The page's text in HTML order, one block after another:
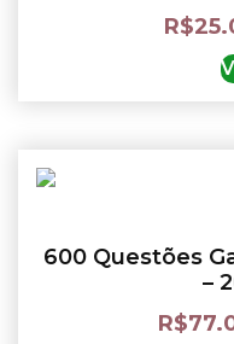
R$
600 Questões
–
R$